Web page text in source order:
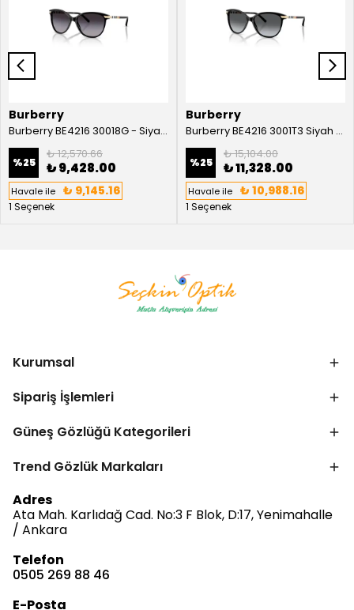
Burberry
Burberry BE4216 30018G - Siyah Kadın Güneş Gözlüğü
%25
₺ 12,570.66
₺ 9,428.00
Havale ile ₺ 9,145.16
1 Seçenek
Burberry
Burberry BE4216 3001T3 Siyah Kadın Güneş Gözlüğü
%25
₺ 15,104.00
₺ 11,328.00
Havale ile ₺ 10,988.16
1 Seçenek
Kurumsal
Sipariş İşlemleri
Güneş Gözlüğü Kategorileri
Trend Gözlük Markaları
Adres
Ata Mah. Karlıdağ Cad. No:3 F Blok, D:17, Yenimahalle
/ Ankara
Telefon
0505 269 88 46
E-Posta
Bize Ulaşın